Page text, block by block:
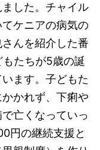
した。チャイル
ケニアの病気の
んを紹介した番
たちが5歳の誕
ます。子どもた
かれず、下痢や
亡くなっていっ
円の継続支援と